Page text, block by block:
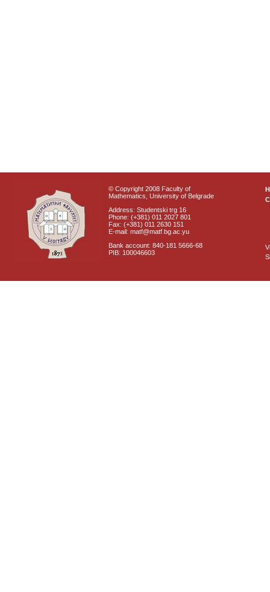
© Copyright 2008 Faculty of
Mathematics, University of Belgrade
Address: Studentski trg 16
Phone: (+381) 011 2027 801
Fax: (+381) 011 2630 151
E-mail: matf@matf.bg.ac.yu
Bank account: 840-181 5666-68
PIB: 100046603